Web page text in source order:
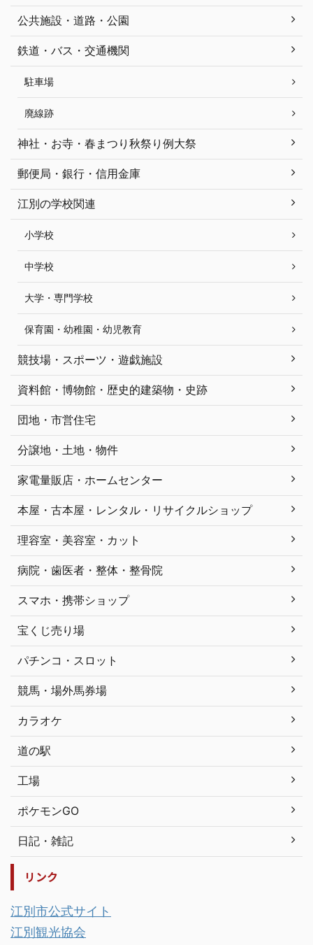
公共施設・道路・公園
鉄道・バス・交通機関
駐車場
廃線跡
神社・お寺・春まつり秋祭り例大祭
郵便局・銀行・信用金庫
江別の学校関連
小学校
中学校
大学・専門学校
保育園・幼稚園・幼児教育
競技場・スポーツ・遊戯施設
資料館・博物館・歴史的建築物・史跡
団地・市営住宅
分譲地・土地・物件
家電量販店・ホームセンター
本屋・古本屋・レンタル・リサイクルショップ
理容室・美容室・カット
病院・歯医者・整体・整骨院
スマホ・携帯ショップ
宝くじ売り場
パチンコ・スロット
競馬・場外馬券場
カラオケ
道の駅
工場
ポケモンGO
日記・雑記
リンク
江別市公式サイト
江別観光協会